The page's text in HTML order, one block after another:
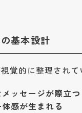
基本設計
覚的に整理されて
ッセージが際立つ
感が生まれる